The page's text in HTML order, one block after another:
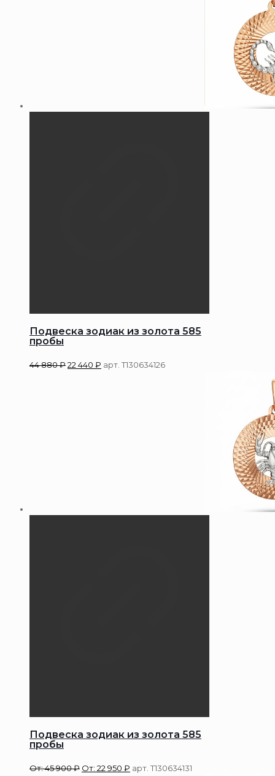
Подвеска зодиак из золота 585
пробы
44 880₽22 440 ₽ арт. Т130634126
Подвеска зодиак из золота 585
пробы
От:45 900₽ От: 22 950 ₽ арт. Т130634131